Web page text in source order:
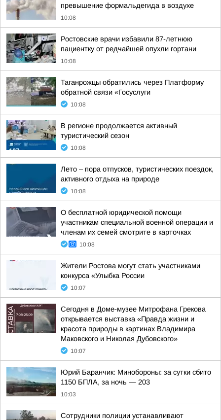
превышение формальдегида в воздухе
10:08
Ростовские врачи избавили 87-летнюю
пациентку от редчайшей опухли гортани
10:08
Таганрожцы обратились через Платформу
обратной связи «Госуслуги
10:08
В регионе продолжается активный
туристический сезон
10:08
Лето – пора отпусков, туристических поездок,
активного отдыха на природе
10:08
О бесплатной юридической помощи
участникам специальной военной операции и
членам их семей смотрите в карточках
10:08
Жители Ростова могут стать участниками
конкурса «Улыбка России
10:07
Сегодня в Доме-музее Митрофана Грекова
открывается выставка «Правда жизни и
красота природы в картинах Владимира
Маковского и Николая Дубовского»
10:07
Юрий Баранчик: Минобороны: за сутки сбито
1150 БПЛА, за ночь — 203
10:03
Сотрудники полиции устанавливают